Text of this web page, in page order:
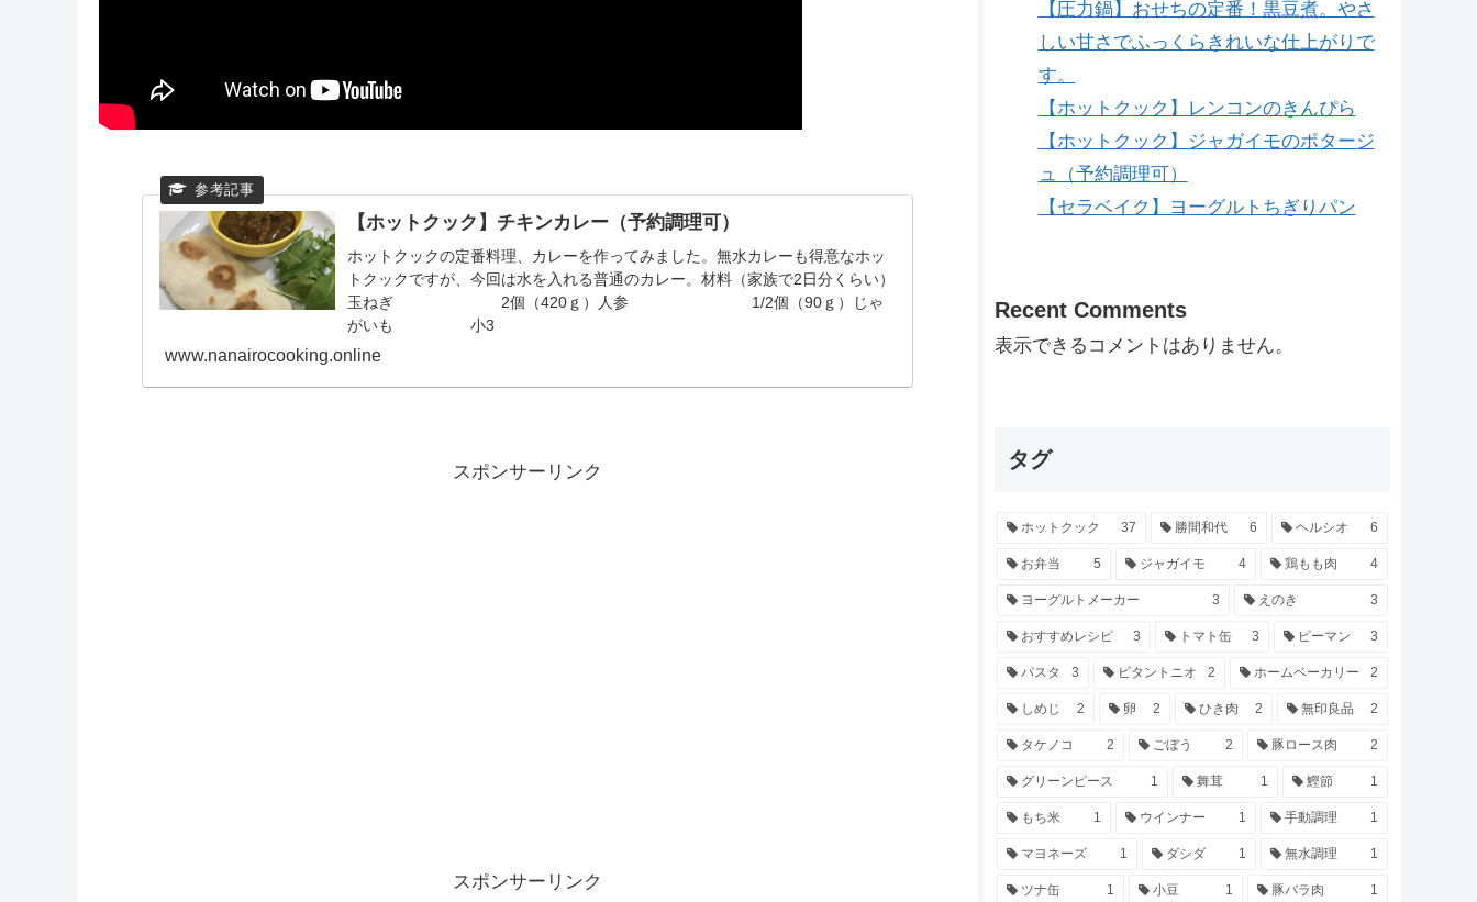
【ホットクック】チキンカレー（予約調理可）
ホットクックの定番料理、カレーを作ってみました。無水カレーも得意なホッ
トクックですが、今回は水を入れる普通のカレー。材料（家族で2日分くらい）
玉ねぎ 2個（420ｇ）人参 1/2個（90ｇ）じゃ
がいも 小3
www.nanairocooking.online
スポンサーリンク
スポンサーリンク
【圧力鍋】おせちの定番！黒豆煮。やさ
しい甘さでふっくらきれいな仕上がりで
す。
【ホットクック】レンコンのきんぴら
【ホットクック】ジャガイモのポタージ
ュ（予約調理可）
【セラベイク】ヨーグルトちぎりパン
Recent Comments
表示できるコメントはありません。
タグ
ホットクック 37 勝間和代 6 ヘルシオ 6
お弁当 5 ジャガイモ 4 鶏もも肉 4
ヨーグルトメーカー 3 えのき 3
おすすめレシピ 3 トマト缶 3 ピーマン 3
パスタ 3 ビタントニオ 2 ホームベーカリー 2
しめじ 2 卵 2 ひき肉 2 無印良品 2
タケノコ 2 ごぼう 2 豚ロース肉 2
グリーンピース 1 舞茸 1 鰹節 1
もち米 1 ウインナー 1 手動調理 1
マヨネーズ 1 ダシダ 1 無水調理 1
ツナ缶 1 小豆 1 豚バラ肉 1